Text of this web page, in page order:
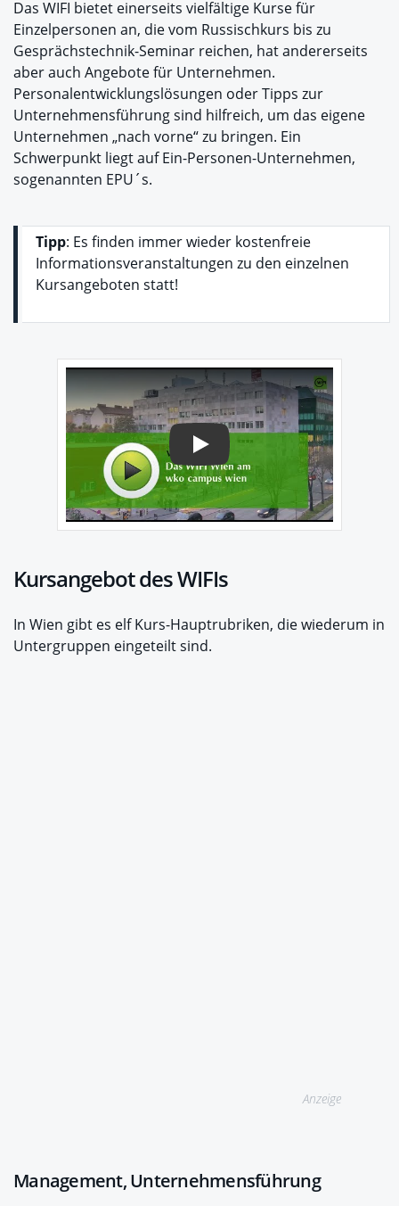
Das WIFI bietet einerseits vielfältige Kurse für
Einzelpersonen an, die vom Russischkurs bis zu
Gesprächstechnik-Seminar reichen, hat andererseits
aber auch Angebote für Unternehmen.
Personalentwicklungslösungen oder Tipps zur
Unternehmensführung sind hilfreich, um das eigene
Unternehmen „nach vorne“ zu bringen. Ein
Schwerpunkt liegt auf Ein-Personen-Unternehmen,
sogenannten EPU´s.
Tipp: Es finden immer wieder kostenfreie
Informationsveranstaltungen zu den einzelnen
Kursangeboten statt!
Play
Kursangebot des WIFIs
In Wien gibt es elf Kurs-Hauptrubriken, die wiederum in
Untergruppen eingeteilt sind.
Anzeige
Management, Unternehmensführung